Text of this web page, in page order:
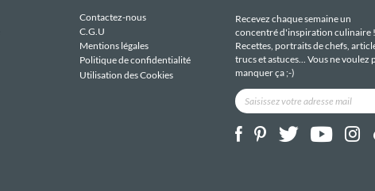
Contactez-nous
C.G.U
Mentions légales
Politique de confidentialité
Utilisation des Cookies
Recevez chaque semaine un
concentré d'inspiration culinaire !
Recettes, portraits de chefs,
trucs et astuces... Vous ne voulez
manquer ça ;-)